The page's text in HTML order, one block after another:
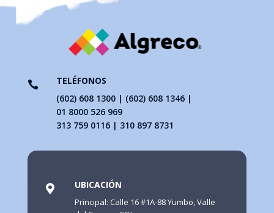

TELÉFONOS
(602) 608 1300 | (602) 608 1346 |
01 8000 526 969
313 759 0116 | 310 897 8731
 UBICACIÓN
Principal: Calle 16 #1A-88 Yumbo, Valle